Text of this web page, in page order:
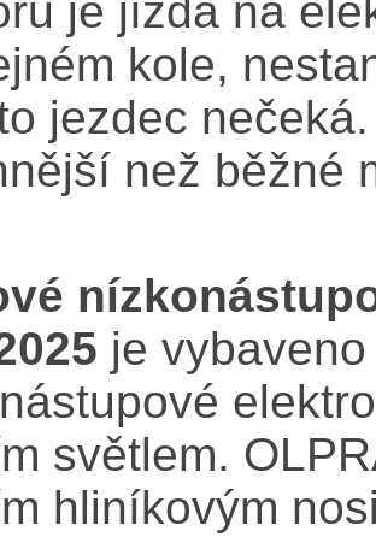
je jízda na
kole,
jezdec
než běžné
je
světlem.
hliníkovým